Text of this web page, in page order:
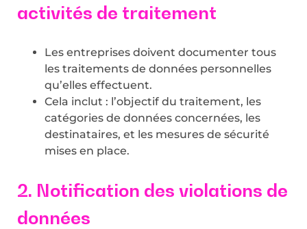
activités de traitement
Les entreprises doivent documenter tous
les traitements de données personnelles
qu’elles effectuent.
Cela inclut : l’objectif du traitement, les
catégories de données concernées, les
destinataires, et les mesures de sécurité
mises en place.
2. Notification des violations de
données